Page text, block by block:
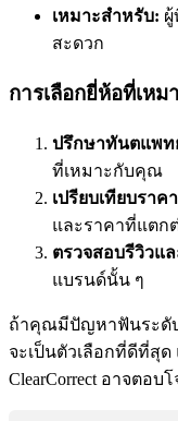
เหมาะสำหรับ:
สะดวก
การเลือกยี่ห้อที่เหม
ปรึกษาทันตแพท
ที่เหมาะกับคุณ
เปรียบเทียบรา
และราคาที่แตก
ตรวจสอบรีวิวแ
แบรนด์นั้น ๆ
ถ้าคุณมีปัญหาฟันระดั
จะเป็นตัวเลือกที่ดีที่สุด
ClearCorrect อาจตอบ